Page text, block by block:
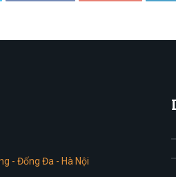
- Đống Đa - Hà Nội